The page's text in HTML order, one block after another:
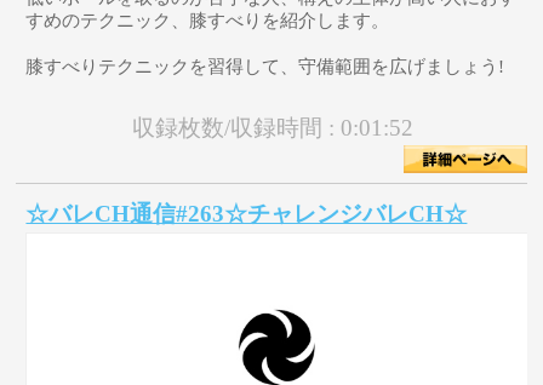
すめのテクニック、膝すべりを紹介します。
膝すべりテクニックを習得して、守備範囲を広げましょう!
収録枚数/収録時間 : 0:01:52
☆バレCH通信#263☆チャレンジバレCH☆